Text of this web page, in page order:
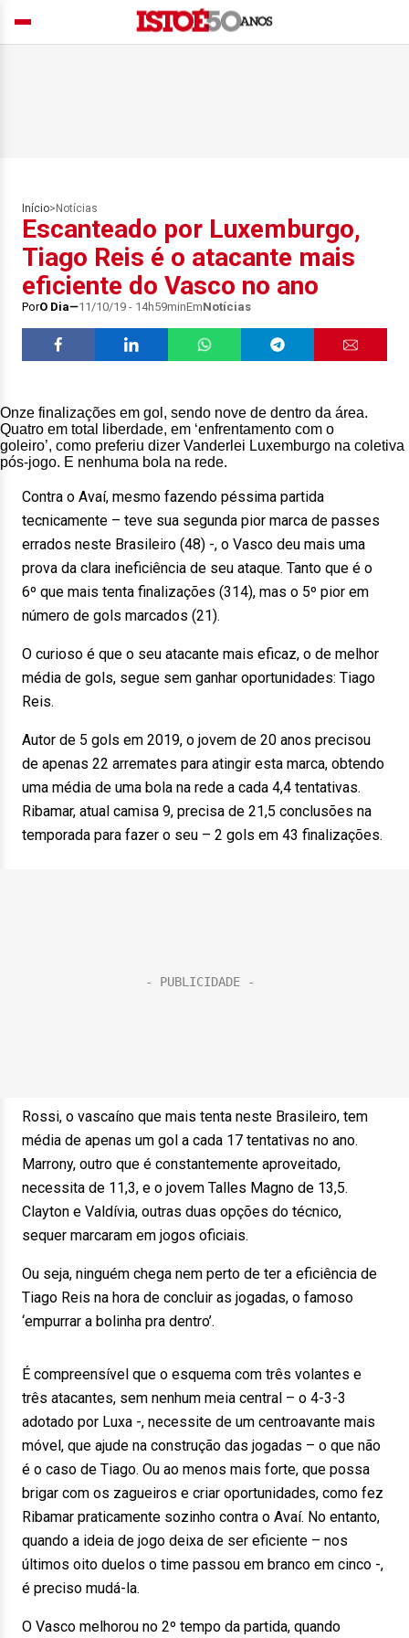
Início> Notícias
Escanteado por Luxemburgo,
Tiago Reis é o atacante mais
eficiente do Vasco no ano
PorO Dia 11/10/19 - 14h59minEmNotícias
Onze finalizações em gol, sendo nove de dentro da área.
Quatro em total liberdade, em ‘enfrentamento com o
goleiro’, como preferiu dizer Vanderlei Luxemburgo na coletiva
pós-jogo. E nenhuma bola na rede.
Contra o Avaí, mesmo fazendo péssima partida
tecnicamente – teve sua segunda pior marca de passes
errados neste Brasileiro (48) -, o Vasco deu mais uma
prova da clara ineficiência de seu ataque. Tanto que é o
6º que mais tenta finalizações (314), mas o 5º pior em
número de gols marcados (21).
O curioso é que o seu atacante mais eficaz, o de melhor
média de gols, segue sem ganhar oportunidades: Tiago
Reis.
Autor de 5 gols em 2019, o jovem de 20 anos precisou
de apenas 22 arremates para atingir esta marca, obtendo
uma média de uma bola na rede a cada 4,4 tentativas.
Ribamar, atual camisa 9, precisa de 21,5 conclusões na
temporada para fazer o seu – 2 gols em 43 finalizações.
Rossi, o vascaíno que mais tenta neste Brasileiro, tem
média de apenas um gol a cada 17 tentativas no ano.
Marrony, outro que é constantemente aproveitado,
necessita de 11,3, e o jovem Talles Magno de 13,5.
Clayton e Valdívia, outras duas opções do técnico,
sequer marcaram em jogos oficiais.
Ou seja, ninguém chega nem perto de ter a eficiência de
Tiago Reis na hora de concluir as jogadas, o famoso
‘empurrar a bolinha pra dentro’.
É compreensível que o esquema com três volantes e
três atacantes, sem nenhum meia central – o 4-3-3
adotado por Luxa -, necessite de um centroavante mais
móvel, que ajude na construção das jogadas – o que não
é o caso de Tiago. Ou ao menos mais forte, que possa
brigar com os zagueiros e criar oportunidades, como fez
Ribamar praticamente sozinho contra o Avaí. No entanto,
quando a ideia de jogo deixa de ser eficiente – nos
últimos oito duelos o time passou em branco em cinco -,
é preciso mudá-la.
O Vasco melhorou no 2º tempo da partida, quando